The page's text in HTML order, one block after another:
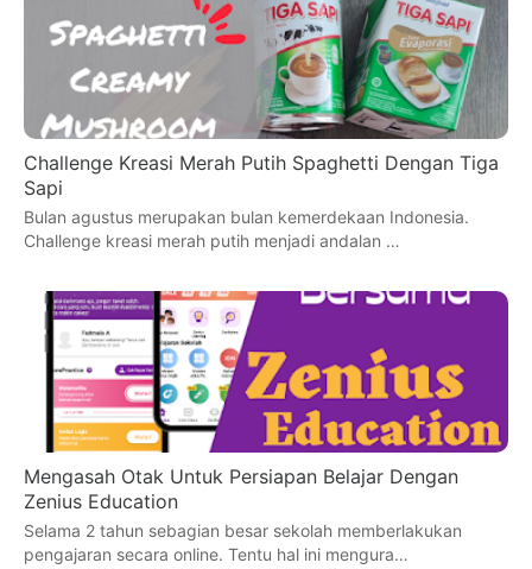
Challenge Kreasi Merah Putih Spaghetti Dengan Tiga
Sapi
Bulan agustus merupakan bulan kemerdekaan Indonesia.
Challenge kreasi merah putih menjadi andalan …
Mengasah Otak Untuk Persiapan Belajar Dengan
Zenius Education
Selama 2 tahun sebagian besar sekolah memberlakukan
pengajaran secara online. Tentu hal ini mengura…